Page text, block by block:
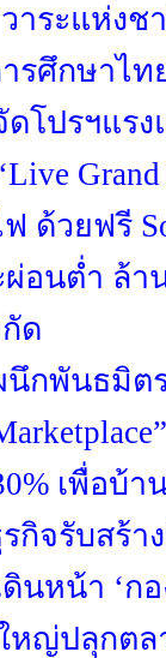
าระแห่งช
รศึกษาไท
โปรฯแรง
ด้วยฟรี
อนต่ำ ล้า
ด
กพันธมิต
เพื่อบ้
กิจรับสร้า
นหน้า ‘ก
หญ่ปลุกตล